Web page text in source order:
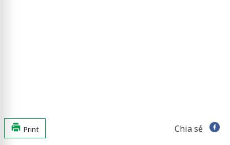
Print Chia sẻ